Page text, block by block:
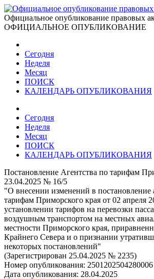
Официальное опубликование правовых
ОФИЦИАЛЬНОЕ ОПУБЛИКОВАНИЕ
Сегодня
Неделя
Месяц
ПОИСК
КАЛЕНДАРЬ ОПУБЛИКОВАНИЯ
Сегодня
Неделя
Месяц
ПОИСК
КАЛЕНДАРЬ ОПУБЛИКОВАНИЯ
Постановление Агентства по тарифам
23.04.2025 № 16/5
"О внесении изменений в постановление
тарифам Приморского края от 02 апреля
установлении тарифов на перевозки
воздушным транспортом на местных
местности Приморского края,
Крайнего Севера и о признании
некоторых постановлений"
(Зарегистрирован 25.04.2025 № 2235)
Номер опубликования: 2501202504280006
Дата опубликования: 28.04.2025